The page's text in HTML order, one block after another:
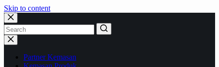
Skip to content
Partner Kemasan